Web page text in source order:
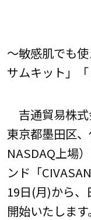
～敏感肌でも
サムキット」
吉通貿易株
東京都墨田区
NASDAQ上場
ンド「
19日(月)から
開始いたしま